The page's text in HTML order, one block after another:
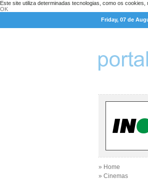
Este site utiliza determinadas tecnologias, como os
OK
Friday, 07 de
» Home
» Cinemas